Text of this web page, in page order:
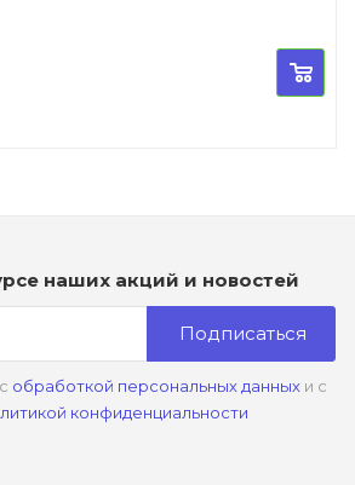
наших акций и новостей
Подписаться
обработкой персональных данныхи с
конфиденциальности